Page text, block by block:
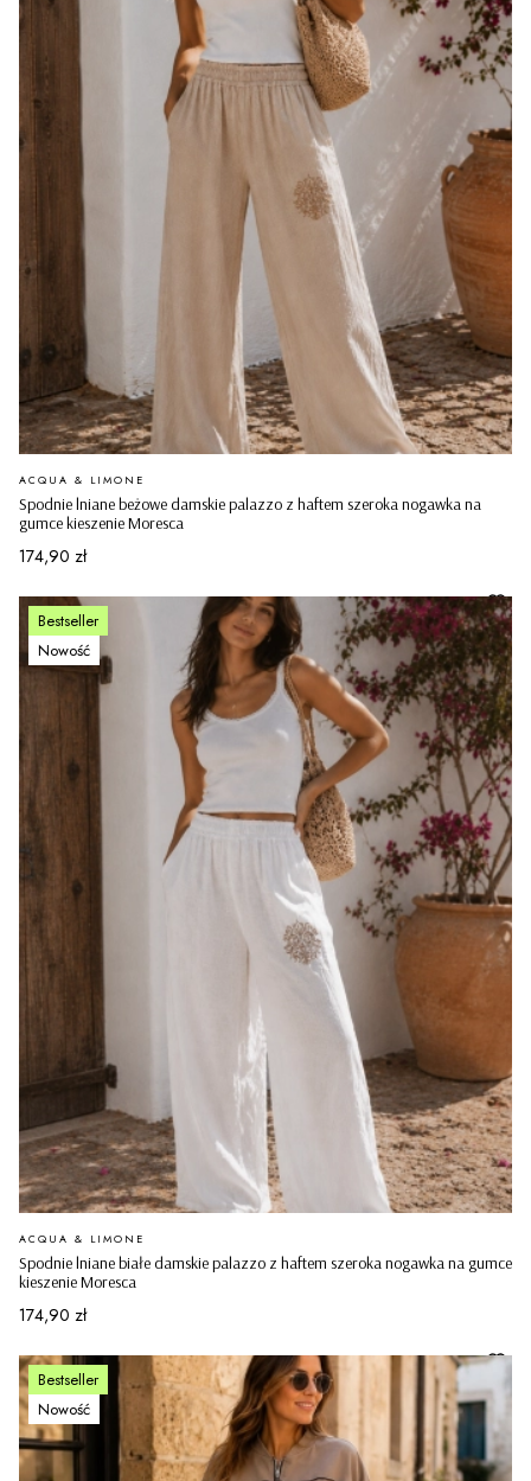
Spodnie lniane beżowe damskie palazzo z haftem szeroka nogawka na
gumce kieszenie Moresca
PRODUCENT
ACQUA & LIMONE
Cena
174,90 zł
Bestseller
Nowość
Spodnie lniane białe damskie palazzo z haftem szeroka nogawka na gumce
kieszenie Moresca
PRODUCENT
ACQUA & LIMONE
Cena
174,90 zł
Bestseller
Nowość